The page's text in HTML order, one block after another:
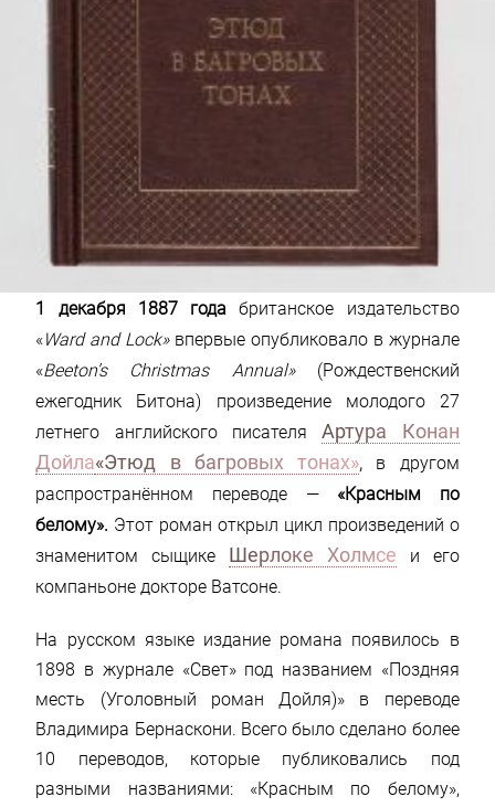
1 декабря 1887 года британское издательство
«Ward and Lock»впервые опубликовало в журнале
«Beeton’s Christmas Annual»(Рождественский
ежегодник Битона) произведение молодого 27
летнего английского писателяАртура Конан
Дойла«Этюд в багровых тонах», в другом
распространённом переводе — «Красным по
белому». Этот роман открыл цикл произведений о
знаменитом сыщике Шерлоке Холмсе и его
компаньоне докторе Ватсоне.
На русском языке издание романа появилось в
1898 в журнале «Свет» под названием «Поздняя
месть (Уголовный роман Дойля)» в переводе
Владимира Бернаскони. Всего было сделано более
10 переводов, которые публиковались под
разными названиями: «Красным по белому»,